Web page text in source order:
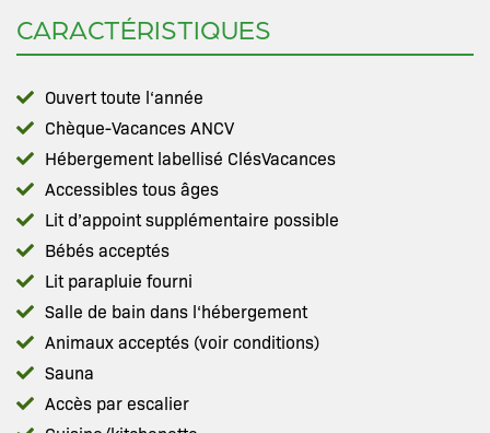
CARACTÉRISTIQUES
Ouvert toute l‘année
Chèque-Vacances ANCV
Hébergement labellisé ClésVacances
Accessibles tous âges
Lit d’appoint supplémentaire possible
Bébés acceptés
Lit parapluie fourni
Salle de bain dans l‘hébergement
Animaux acceptés (voir conditions)
Sauna
Accès par escalier